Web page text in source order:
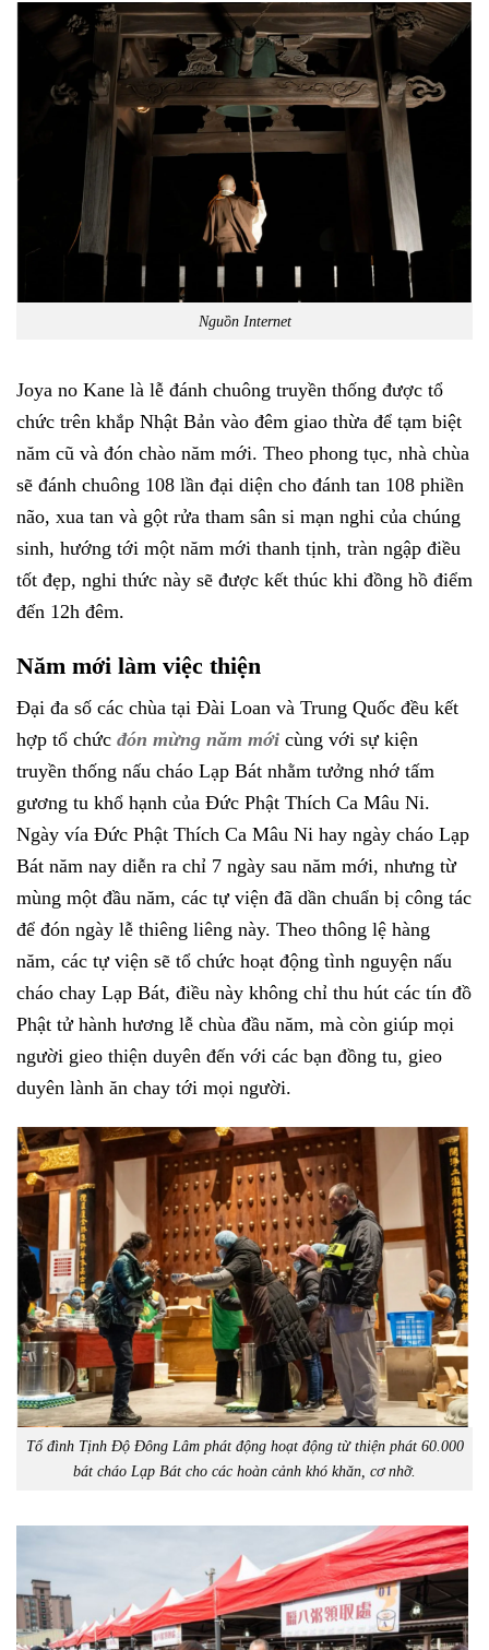
Nguồn Internet
Joya no Kane là lễ đánh chuông truyền thống được tổ
chức trên khắp Nhật Bản vào đêm giao thừa để tạm biệt
năm cũ và đón chào năm mới. Theo phong tục, nhà chùa
sẽ đánh chuông 108 lần đại diện cho đánh tan 108 phiền
não, xua tan và gột rửa tham sân si mạn nghi của chúng
sinh, hướng tới một năm mới thanh tịnh, tràn ngập điều
tốt đẹp, nghi thức này sẽ được kết thúc khi đồng hồ điểm
đến 12h đêm.
Năm mới làm việc thiện
Đại đa số các chùa tại Đài Loan và Trung Quốc đều kết
hợp tổ chức đón mừng năm mới cùng với sự kiện
truyền thống nấu cháo Lạp Bát nhằm tưởng nhớ tấm
gương tu khổ hạnh của Đức Phật Thích Ca Mâu Ni.
Ngày vía Đức Phật Thích Ca Mâu Ni hay ngày cháo Lạp
Bát năm nay diễn ra chỉ 7 ngày sau năm mới, nhưng từ
mùng một đầu năm, các tự viện đã dần chuẩn bị công tác
để đón ngày lễ thiêng liêng này. Theo thông lệ hàng
năm, các tự viện sẽ tổ chức hoạt động tình nguyện nấu
cháo chay Lạp Bát, điều này không chỉ thu hút các tín đồ
Phật tử hành hương lễ chùa đầu năm, mà còn giúp mọi
người gieo thiện duyên đến với các bạn đồng tu, gieo
duyên lành ăn chay tới mọi người.
Tổ đình Tịnh Độ Đông Lâm phát động hoạt động từ thiện phát 60.000
bát cháo Lạp Bát cho các hoàn cảnh khó khăn, cơ nhỡ.